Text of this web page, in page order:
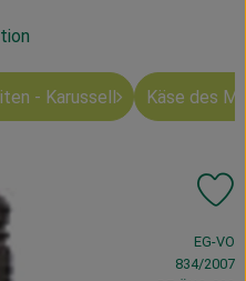
- Karussell Käse des
, Verband:
EG-VO
834/2007